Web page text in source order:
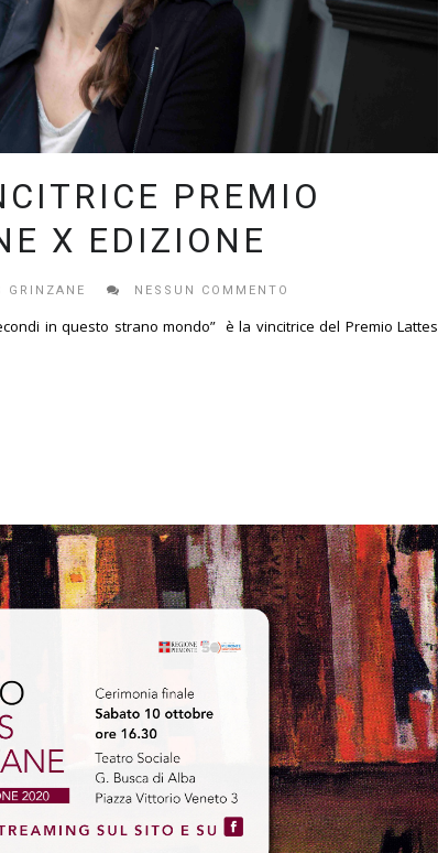
PREMIO
X EDIZIONE
GRINZANE NESSUN COMMENTO
in questo strano mondo” è la vincitrice del Premio Lattes